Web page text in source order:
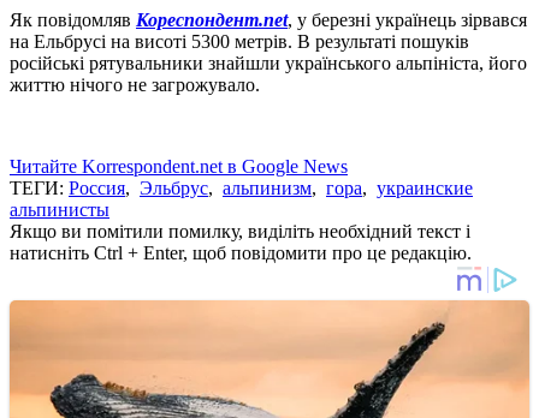
Як повідомляв Кореспондент.net, у березні українець зірвався
на Ельбрусі на висоті 5300 метрів. В результаті пошуків
російські рятувальники знайшли українського альпініста, його
життю нічого не загрожувало.
Читайте Korrespondent.net в Google News
ТЕГИ: Россия, Эльбрус, альпинизм, гора, украинские
альпинисты
Якщо ви помітили помилку, виділіть необхідний текст і
натисніть Ctrl + Enter, щоб повідомити про це редакцію.